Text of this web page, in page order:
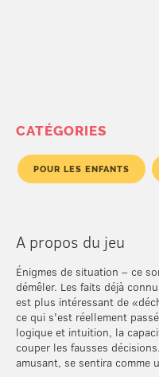
CATÉGORIES
POUR LES ENFANTS
A propos du jeu
Énigmes de situation – ce
démêler. Les faits déjà
est plus intéressant de
ce qui s'est réellement
logique et intuition, la
couper les fausses
amusant, se sentira comme